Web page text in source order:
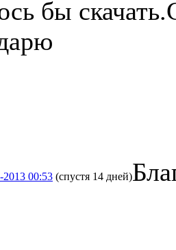
бы
00:53 (спустя 14 дней)